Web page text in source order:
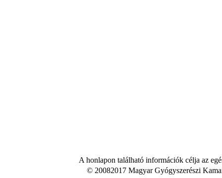
A honlapon található információk célja az
© 20082017 Magyar Gyógyszerészi